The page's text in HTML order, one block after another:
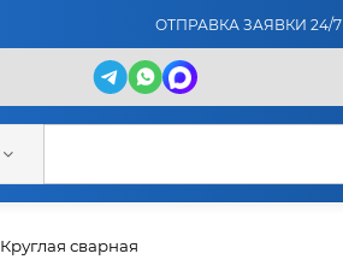
ОТПРАВКА ЗАЯВКИ 24/7
Круглая сварная